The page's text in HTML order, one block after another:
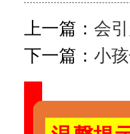
上一篇：会
下一篇：小